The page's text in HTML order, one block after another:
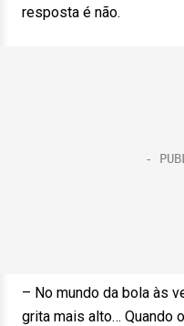
resposta é não.
– No mundo da bola às
grita mais alto… Quando